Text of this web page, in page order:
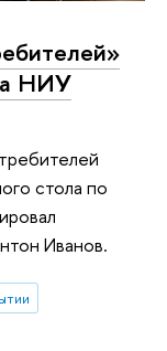
НИУ
стола по
Иванов.